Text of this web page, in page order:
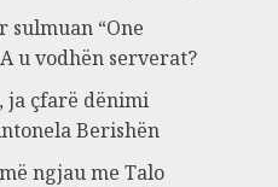
sulmuan “One
u vodhën serverat?
ja çfarë dënimi
Berishën
ngjau me Talo